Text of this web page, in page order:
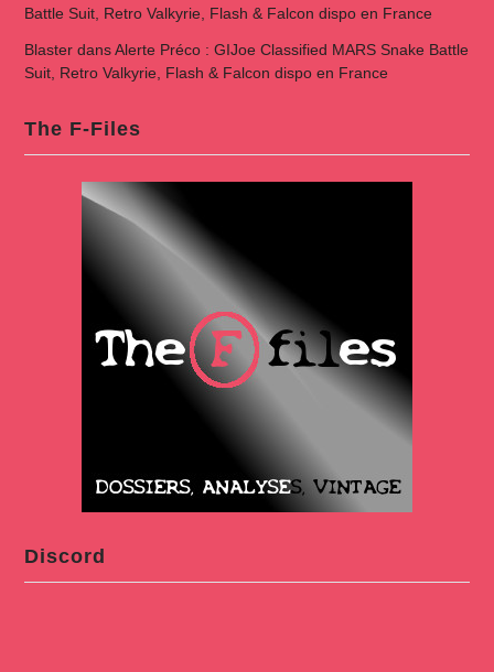
Battle Suit, Retro Valkyrie, Flash & Falcon dispo en France
BlasterdansAlerte Préco : GIJoe Classified MARS Snake Battle
Suit, Retro Valkyrie, Flash & Falcon dispo en France
The F-Files
Discord